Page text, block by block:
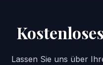
Lassen Sie uns über